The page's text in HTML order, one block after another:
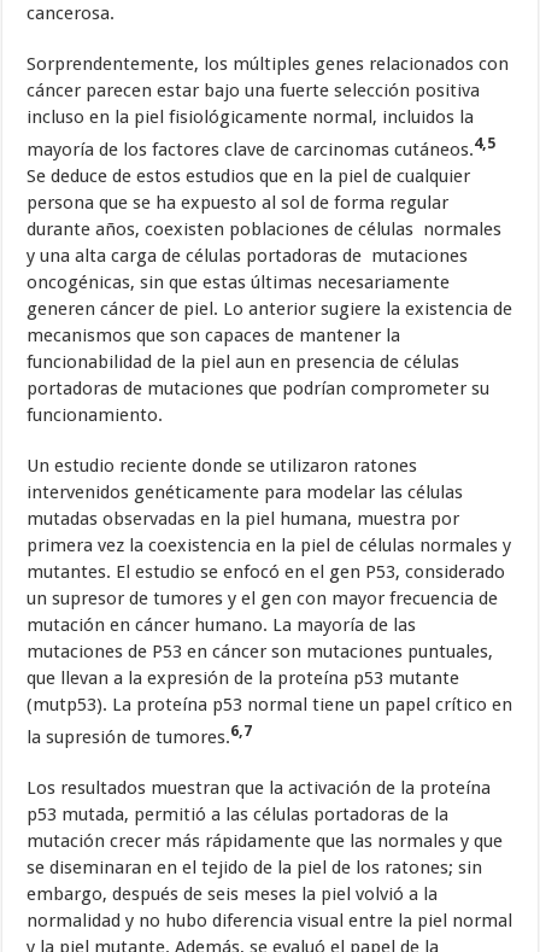
cancerosa.
Sorprendentemente, los múltiples genes relacionados con
cáncer parecen estar bajo una fuerte selección positiva
incluso en la piel fisiológicamente normal, incluidos la
mayoría de los factores clave de carcinomas cutáneos.4,5
Se deduce de estos estudios que en la piel de cualquier
persona que se ha expuesto al sol de forma regular
durante años, coexisten poblaciones de células normales
y una alta carga de células portadoras de mutaciones
oncogénicas, sin que estas últimas necesariamente
generen cáncer de piel. Lo anterior sugiere la existencia de
mecanismos que son capaces de mantener la
funcionabilidad de la piel aun en presencia de células
portadoras de mutaciones que podrían comprometer su
funcionamiento.
Un estudio reciente donde se utilizaron ratones
intervenidos genéticamente para modelar las células
mutadas observadas en la piel humana, muestra por
primera vez la coexistencia en la piel de células normales y
mutantes. El estudio se enfocó en el gen P53, considerado
un supresor de tumores y el gen con mayor frecuencia de
mutación en cáncer humano. La mayoría de las
mutaciones de P53 en cáncer son mutaciones puntuales,
que llevan a la expresión de la proteína p53 mutante
(mutp53). La proteína p53 normal tiene un papel crítico en
la supresión de tumores.6,7
Los resultados muestran que la activación de la proteína
p53 mutada, permitió a las células portadoras de la
mutación crecer más rápidamente que las normales y que
se diseminaran en el tejido de la piel de los ratones; sin
embargo, después de seis meses la piel volvió a la
normalidad y no hubo diferencia visual entre la piel normal
y la piel mutante. Además, se evaluó el papel de la